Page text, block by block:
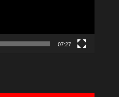
07:27